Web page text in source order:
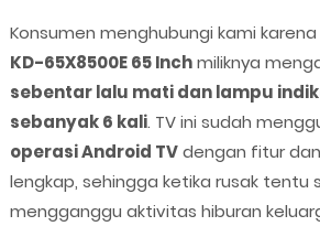
Konsumen menghubungi kami karena
KD-65X8500E 65 Inchmiliknya
sebentar lalu mati dan lampu
sebanyak 6 kali. TV ini sudah
operasi Android TVdengan fitur
lengkap, sehingga ketika rusak tentu
mengganggu aktivitas hiburan